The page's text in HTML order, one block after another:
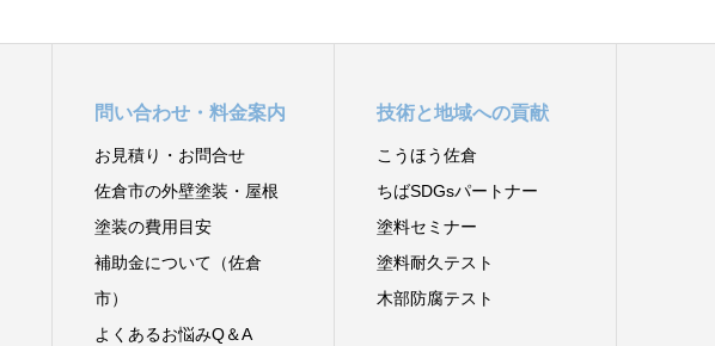
問い合わせ・料金案内
お見積り・お問合せ
佐倉市の外壁塗装・屋根
塗装の費用目安
補助金について（佐倉
市）
よくあるお悩みQ＆A
技術と地域への貢献
こうほう佐倉
ちばSDGsパートナー
塗料セミナー
塗料耐久テスト
木部防腐テスト